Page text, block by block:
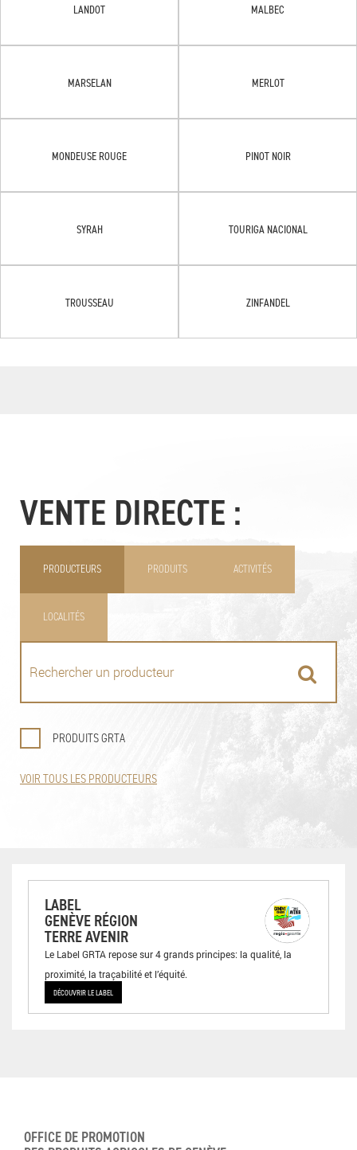
LANDOT MALBEC
MARSELAN MERLOT
MONDEUSE ROUGE PINOT NOIR
SYRAH TOURIGA NACIONAL
TROUSSEAU ZINFANDEL
VENTE DIRECTE :
PRODUCTEURS PRODUITS ACTIVITÉS
LOCALITÉS
PRODUITS GRTA
VOIR TOUS LES PRODUCTEURS
LABEL
GENÈVE RÉGION
TERRE AVENIR
Le Label GRTA repose sur 4 grands principes: la qualité, la
proximité, la traçabilité et l’équité.
DÉCOUVRIR LE LABEL
OFFICE DE PROMOTION